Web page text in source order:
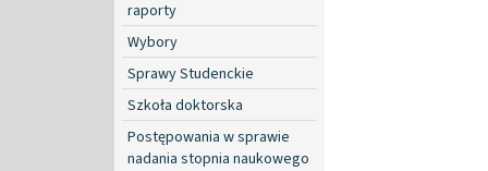
raporty
Wybory
Sprawy Studenckie
Szkoła doktorska
Postępowania w sprawie
nadania stopnia naukowego